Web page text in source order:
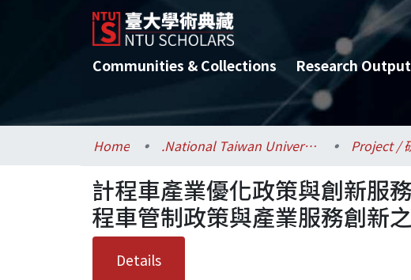
Communities & Collections Research
Home .National Taiwan University / 國立臺灣大學 Project /
計程車產業優化政策與創新服
程車管制政策與產業服務創新
Details